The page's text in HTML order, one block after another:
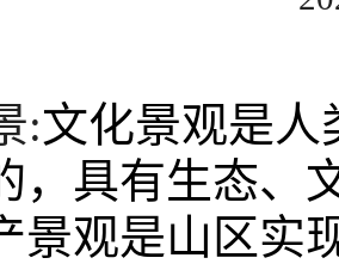
:文化景观是人
，具有生态、
景观是山区实